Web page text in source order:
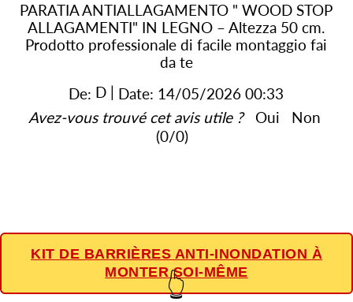
PARATIA ANTIALLAGAMENTO " WOOD STOP
ALLAGAMENTI" IN LEGNO – Altezza 50 cm.
Prodotto professionale di facile montaggio fai
da te
De: D | Date: 14/05/2026 00:33
Avez-vous trouvé cet avis utile ?
Oui
Non
(0/0)
KIT DE BARRIÈRES ANTI-INONDATION À
MONTER SOI-MÊME
👆